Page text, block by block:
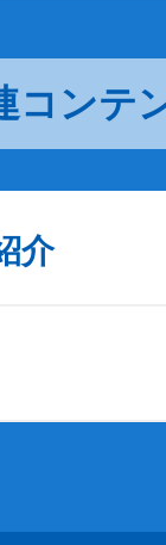
コンテ
介